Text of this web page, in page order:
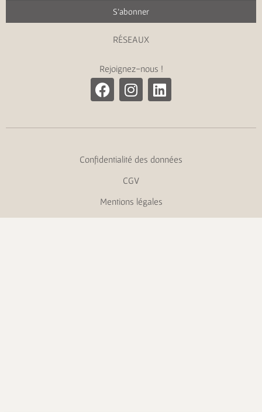
S'abonner
RÉSEAUX
Rejoignez-nous !
Confidentialité des données
CGV
Mentions légales